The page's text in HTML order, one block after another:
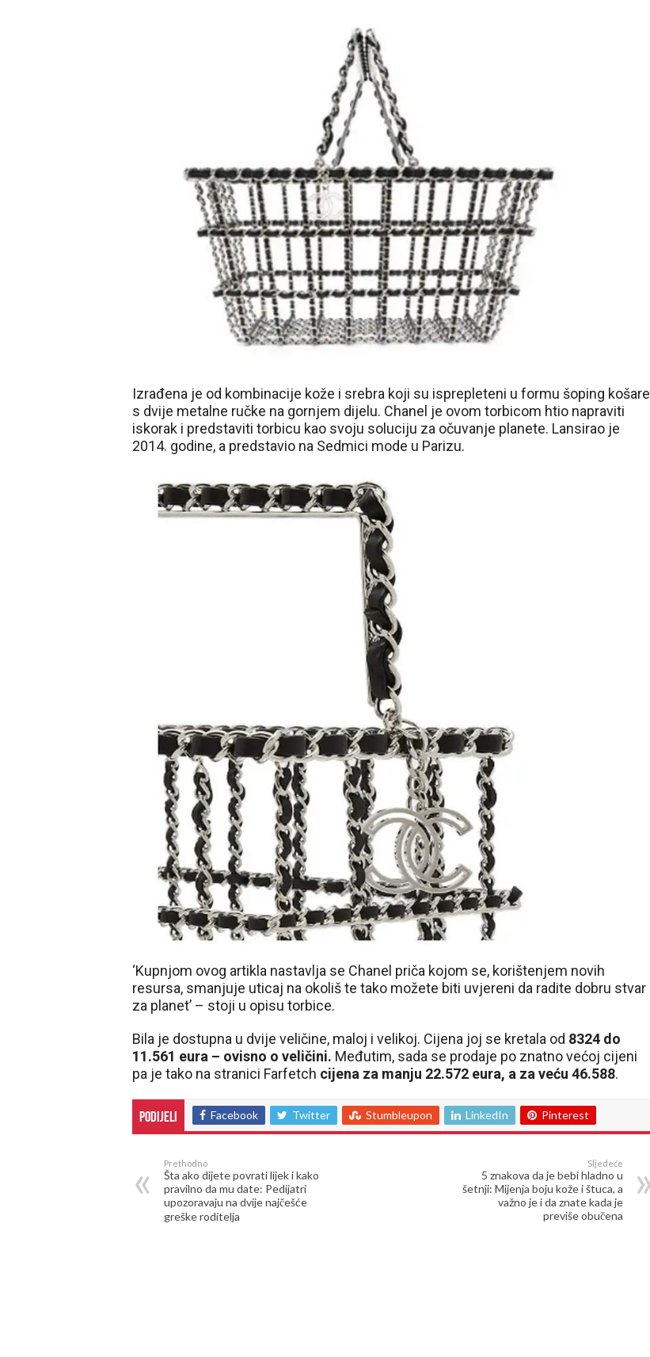
Izrađena je od kombinacije kože i srebra koji su isprepleteni u formu šoping košare
s dvije metalne ručke na gornjem dijelu. Chanel je ovom torbicom htio napraviti
iskorak i predstaviti torbicu kao svoju soluciju za očuvanje planete. Lansirao je
2014. godine, a predstavio na Sedmici mode u Parizu.
‘Kupnjom ovog artikla nastavlja se Chanel priča kojom se, korištenjem novih
resursa, smanjuje uticaj na okoliš te tako možete biti uvjereni da radite dobru stvar
za planet’ – stoji u opisu torbice.
Bila je dostupna u dvije veličine, maloj i velikoj. Cijena joj se kretala od 8324 do
11.561 eura – ovisno o veličini. Međutim, sada se prodaje po znatno većoj cijeni
pa je tako na stranici Farfetch cijena za manju 22.572 eura, a za veću 46.588.
Podijeli Facebook Twitter Stumbleupon LinkedIn Pinterest
Prethodno
Šta ako dijete povrati lijek i kako
pravilno da mu date: Pedijatri
upozoravaju na dvije najčešće
greške roditelja
Sljedeće
5 znakova da je bebi hladno u
šetnji: Mijenja boju kože i štuca, a
važno je i da znate kada je
previše obučena